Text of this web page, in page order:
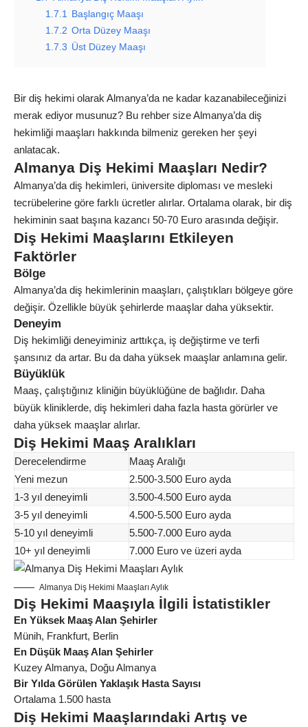
1.7.1 Başlangıç Maaşı
1.7.2 Orta Düzey Maaşı
1.7.3 Üst Düzey Maaşı
Bir diş hekimi olarak Almanya’da ne kadar kazanabileceğinizi
merak ediyor musunuz? Bu rehber size Almanya’da diş
hekimliği maaşları hakkında bilmeniz gereken her şeyi
anlatacak.
Almanya Diş Hekimi Maaşları Nedir?
Almanya’da diş hekimleri, üniversite diploması ve mesleki
tecrübelerine göre farklı ücretler alırlar. Ortalama olarak, bir diş
hekiminin saat başına kazancı 50-70 Euro arasında değişir.
Diş Hekimi Maaşlarını Etkileyen
Faktörler
Bölge
Almanya’da diş hekimlerinin maaşları, çalıştıkları bölgeye göre
değişir. Özellikle büyük şehirlerde maaşlar daha yüksektir.
Deneyim
Diş hekimliği deneyiminiz arttıkça, iş değiştirme ve terfi
şansınız da artar. Bu da daha yüksek maaşlar anlamına gelir.
Büyüklük
Maaş, çalıştığınız kliniğin büyüklüğüne de bağlıdır. Daha
büyük kliniklerde, diş hekimleri daha fazla hasta görürler ve
daha yüksek maaşlar alırlar.
Diş Hekimi Maaş Aralıkları
Derecelendirme
Maaş Aralığı
Yeni mezun
2.500-3.500 Euro ayda
1-3 yıl deneyimli
3.500-4.500 Euro ayda
3-5 yıl deneyimli
4.500-5.500 Euro ayda
5-10 yıl deneyimli
5.500-7.000 Euro ayda
10+ yıl deneyimli
7.000 Euro ve üzeri ayda
Almanya Diş Hekimi Maaşları Aylık
Diş Hekimi Maaşıyla İlgili İstatistikler
En Yüksek Maaş Alan Şehirler
Münih, Frankfurt, Berlin
En Düşük Maaş Alan Şehirler
Kuzey Almanya, Doğu Almanya
Bir Yılda Görülen Yaklaşık Hasta Sayısı
Ortalama 1.500 hasta
Diş Hekimi Maaşlarındaki Artış ve